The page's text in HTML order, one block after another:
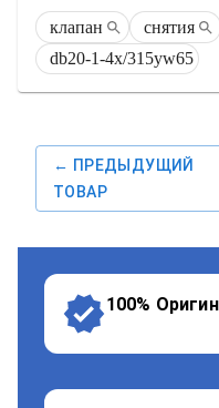
клапан снятия
db20-1-4x/315yw65
← ПРЕДЫДУЩИЙ
ТОВАР
100%